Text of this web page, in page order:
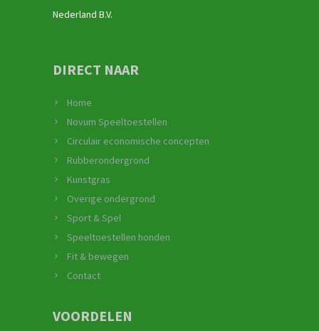
Nederland B.V.
DIRECT NAAR
Home
Novum Speeltoestellen
Circulair economische concepten
Rubberondergrond
Kunstgras
Overige ondergrond
Sport & Spel
Speeltoestellen honden
Fit & bewegen
Contact
VOORDELEN